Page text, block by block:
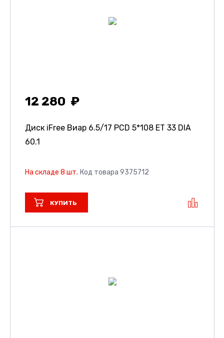
12 280
Диск iFree Виар 6.5/17 PCD 5*108 ET 33 DIA
60.1
На складе 8 шт. Код товара 9375712
КУПИТЬ